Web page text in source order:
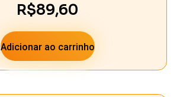
R$89,60
Adicionar ao carrinho